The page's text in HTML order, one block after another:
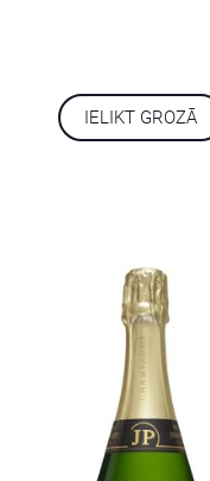
IELIKT GROZĀ